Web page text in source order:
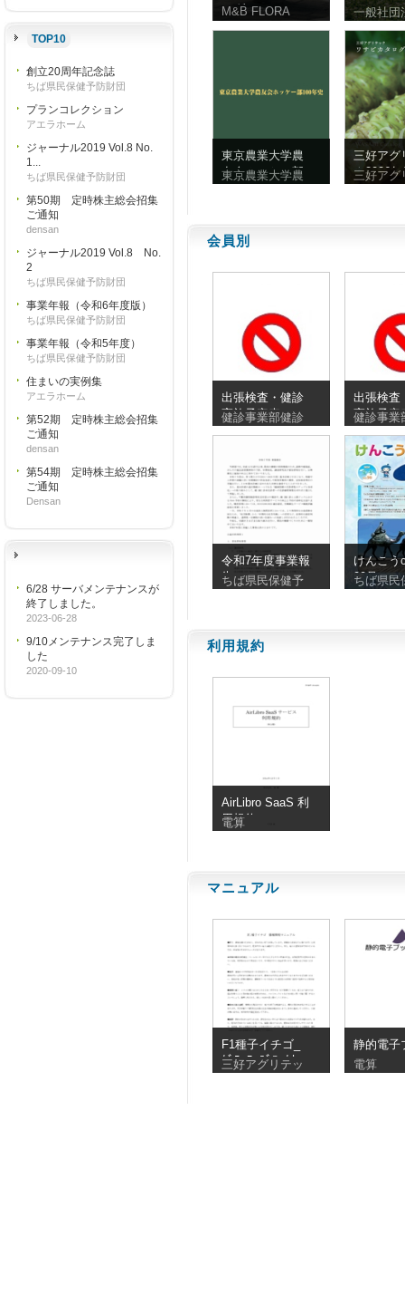
TOP10
創立20周年記念誌
ちば県民保健予防財団
プランコレクション
アエラホーム
ジャーナル2019 Vol.8 No.
1...
ちば県民保健予防財団
第50期 定時株主総会招集
ご通知
densan
ジャーナル2019 Vol.8 No.
2
ちば県民保健予防財団
事業年報（令和6年度版）
ちば県民保健予防財団
事業年報（令和5年度）
ちば県民保健予防財団
住まいの実例集
アエラホーム
第52期 定時株主総会招集
ご通知
densan
第54期 定時株主総会招集
ご通知
Densan
6/28 サーバメンテナンスが
終了しました。
2023-06-28
9/10メンテナンス完了しま
した
2020-09-10
ログ
M&B FLORA
ンフレッ
体字）
一般社団
東京農業大学農
友会ホッケー部
100年史
東京農業大学農
三好アグ
ク2026
ビ
三好アグ
会員別
出張検査・健診
実施予定表
_20260810_20260830
健診事業部健診
出張検査
実施予定
健診事業
令和7年度事業報
告
ちば県民保健予
けんこ
90号
ちば県民
利用規約
AirLibro SaaS 利
用規約
電算
マニュアル
F1種子イチゴ_
ｸﾞﾛｰﾜｰｽﾞﾌｧｸﾄ
三好アグリテッ
静的電子
マニュア
電算